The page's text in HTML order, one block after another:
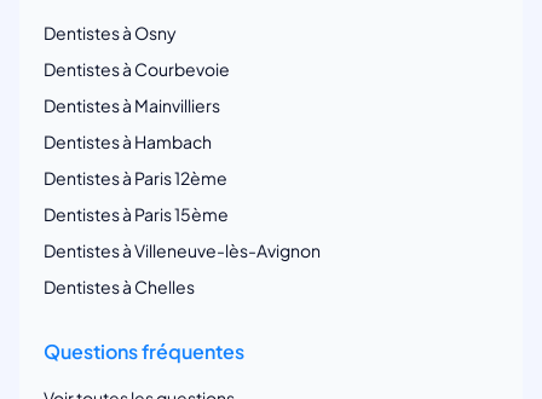
Dentistes à Osny
Dentistes à Courbevoie
Dentistes à Mainvilliers
Dentistes à Hambach
Dentistes à Paris 12ème
Dentistes à Paris 15ème
Dentistes à Villeneuve-lès-Avignon
Dentistes à Chelles
Questions fréquentes